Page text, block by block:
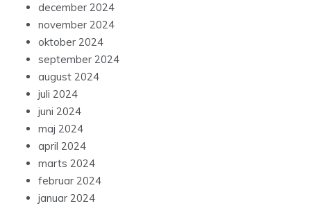
december 2024
november 2024
oktober 2024
september 2024
august 2024
juli 2024
juni 2024
maj 2024
april 2024
marts 2024
februar 2024
januar 2024